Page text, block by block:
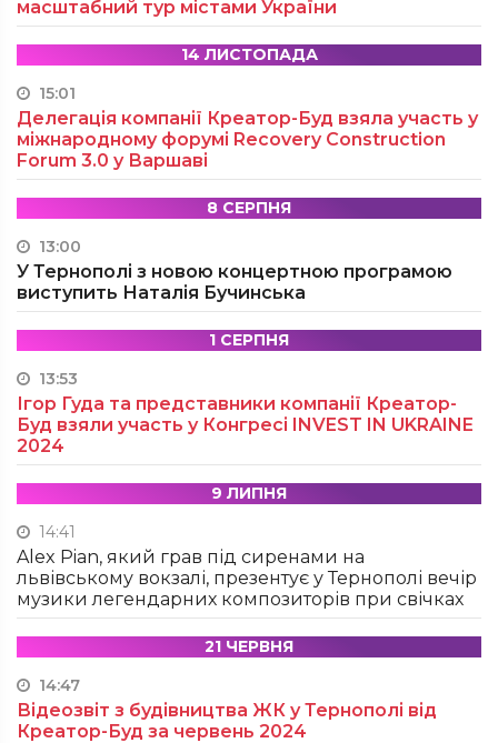
масштабний тур містами України
14 ЛИСТОПАДА
15:01
Делегація компанії Креатор-Буд взяла участь у
міжнародному форумі Recovery Construction
Forum 3.0 у Варшаві
8 СЕРПНЯ
13:00
У Тернополі з новою концертною програмою
виступить Наталія Бучинська
1 СЕРПНЯ
13:53
Ігор Гуда та представники компанії Креатор-
Буд взяли участь у Конгресі INVEST IN UKRAINE
2024
9 ЛИПНЯ
14:41
Alex Pian, який грав під сиренами на
львівському вокзалі, презентує у Тернополі вечір
музики легендарних композиторів при свічках
21 ЧЕРВНЯ
14:47
Відеозвіт з будівництва ЖК у Тернополі від
Креатор-Буд за червень 2024